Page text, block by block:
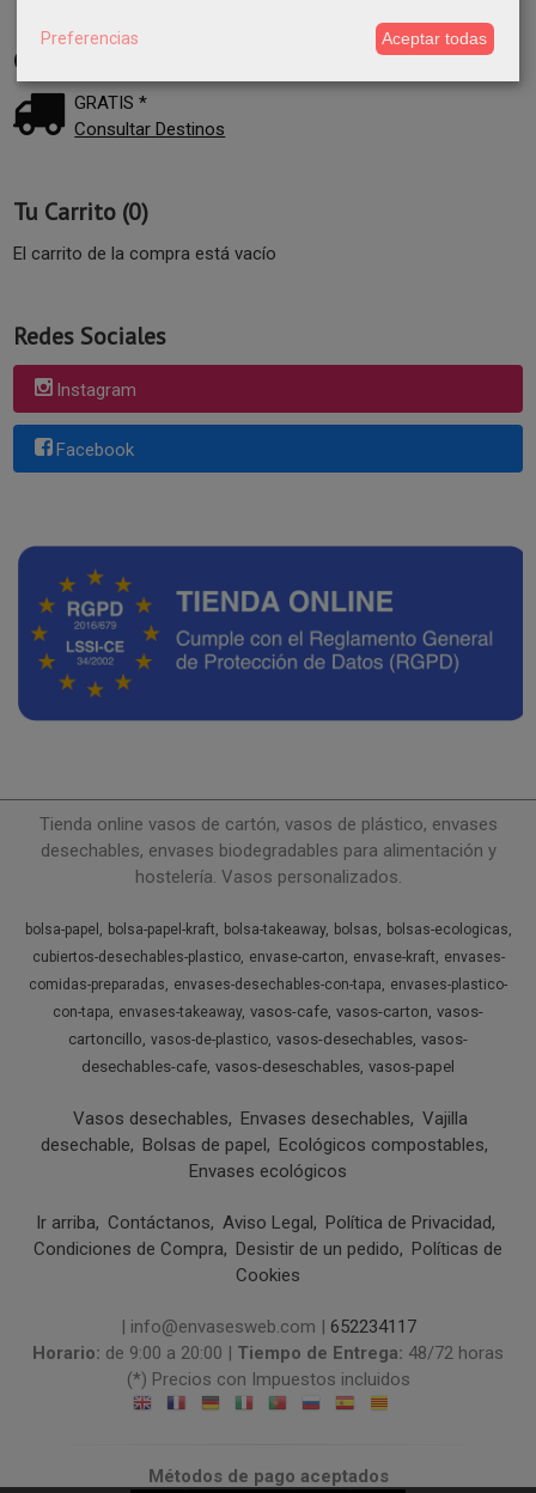
Costes de Envío
GRATIS *
Consultar Destinos
Tu Carrito (0)
El carrito de la compra está vacío
Redes Sociales
Instagram
Facebook
Tienda online vasos de cartón, vasos de plástico, envases
desechables, envases biodegradables para alimentación y
hostelería. Vasos personalizados.
bolsa-papel bolsa-papel-kraft bolsa-takeaway bolsas
bolsas-ecologicas
cubiertos-desechables-plastico
envase-carton envase-kraft
envases-
comidas-preparadas
envases-desechables-con-tapa
envases-plastico-
con-tapa
envases-takeaway vasos-cafe vasos-carton vasos-
cartoncillo vasos-de-plastico vasos-desechables vasos-
desechables-cafe vasos-deseschables vasos-papel
Vasos desechables Envases desechables
Vajilla
desechable
Bolsas de papel
Ecológicos compostables
Envases ecológicos
Ir arriba Contáctanos Aviso Legal
Política de Privacidad
Condiciones de Compra
Desistir de un pedido
Políticas de
Cookies
| info@envasesweb.com | 652234117
Horario: de 9:00 a 20:00 | Tiempo de Entrega: 48/72 horas
(*) Precios con Impuestos incluidos
Métodos de pago aceptados
Preferencias Aceptar todas